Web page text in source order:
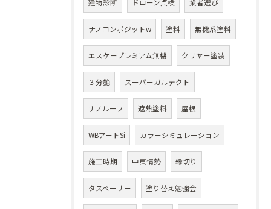
建物診断 ドローン点検 業者選び
ナノコンポジットw 塗料 無機系塗料
エスケープレミアム無機 クリヤー塗装
３分艶 スーパーガルテクト
ナノルーフ 遮熱塗料 屋根
WBアートSi カラーシミュレーション
施工時期 中東情勢 縁切り
タスペーサー 塗り替え勉強会